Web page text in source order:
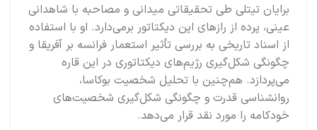
برایان تیتلی طی تحقیقاتی میدانی و مصاحبه با شاهدانی
عینی، پرده از رازهای این دیکتاتور برمی‌دارد. او با استفاده
از اسناد تاریخی به بررسی تأثیر استعمار فرانسه بر آفریقا و
چگونگی شکل‌گیری رژیم‌های دیکتاتوری در این قاره
می‌پردازد. هم‌چنین با تحلیل شخصیت بوکاسا،
روانشناسی قدرت و چگونگی شکل‌گیری شخصیت‌های
خودکامه را مورد نقد قرار می‌دهد.